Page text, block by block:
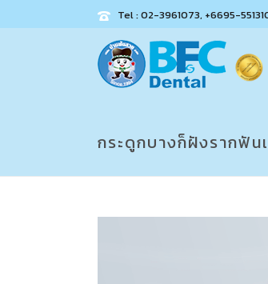
Tel : 02-3961073, +6695-
กระดูกบางก็ฝังรากฟัน